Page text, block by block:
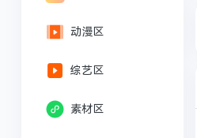
动漫区
综艺区
素材区